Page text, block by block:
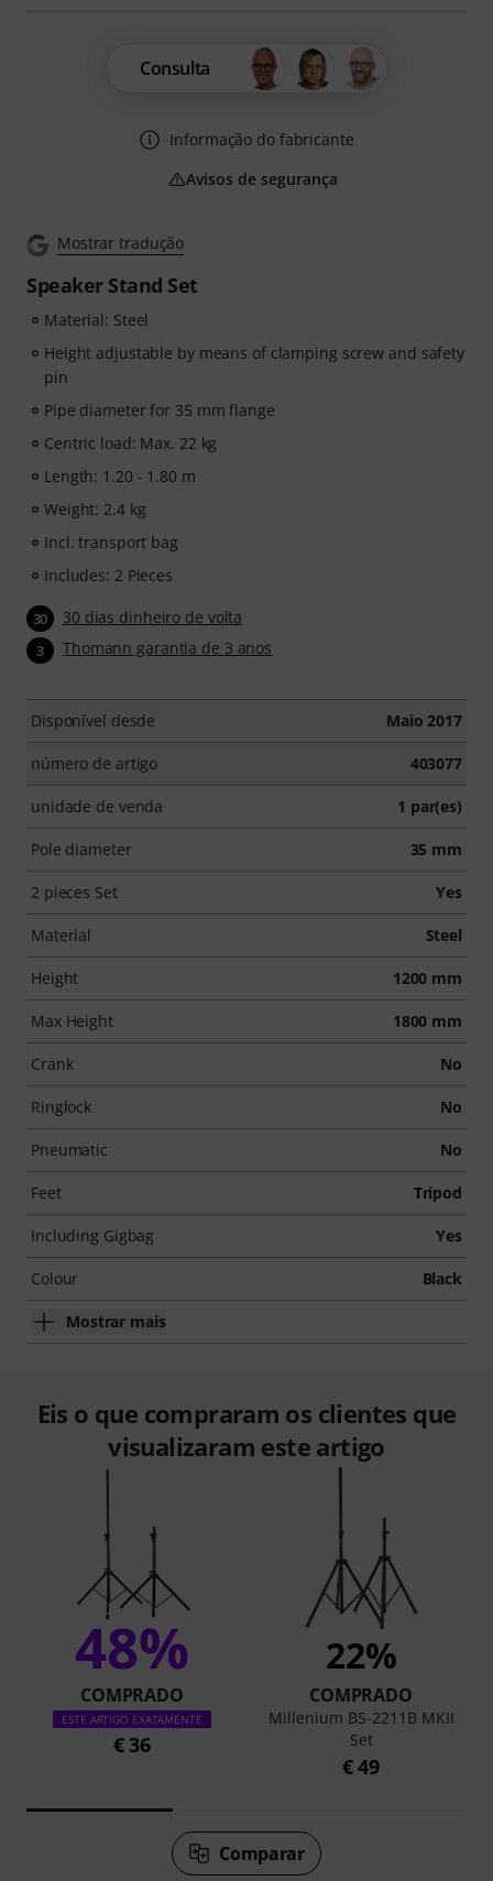
Mostrar tradução
Speaker Stand Set
Material: Steel
Height adjustable by means of clamping screw and safety
pin
Pipe diameter for 35 mm flange
Centric load: Max. 22 kg
Length: 1.20 - 1.80 m
Weight: 2.4 kg
Incl. transport bag
Includes: 2 Pieces
30 30 dias dinheiro de volta
3 Thomann garantia de 3 anos
Disponível desde Maio 2017
número de artigo 403077
unidade de venda 1 par(es)
Pole diameter 35 mm
2 pieces Set Yes
Material Steel
Height 1200 mm
Max Height 1800 mm
Crank No
Ringlock No
Pneumatic No
Feet Tripod
Including Gigbag Yes
Colour Black
Mostrar mais
Consulta
Informação do fabricante
Avisos de segurança
Eis o que compraram os clientes que
visualizaram este artigo
48%
COMPRADO
ESTE ARTIGO EXATAMENTE
€ 36
22%
COMPRADO
Millenium BS-2211B MKII
Set
€ 49
Comparar